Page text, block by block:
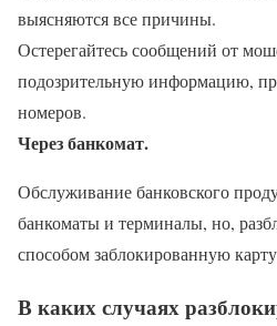
выясняются все причины.
Остерегайтесь сообщений от
подозрительную информацию,
номеров.
Через банкомат.
Обслуживание банковского
банкоматы и терминалы, но,
способом заблокированную
В каких случаях